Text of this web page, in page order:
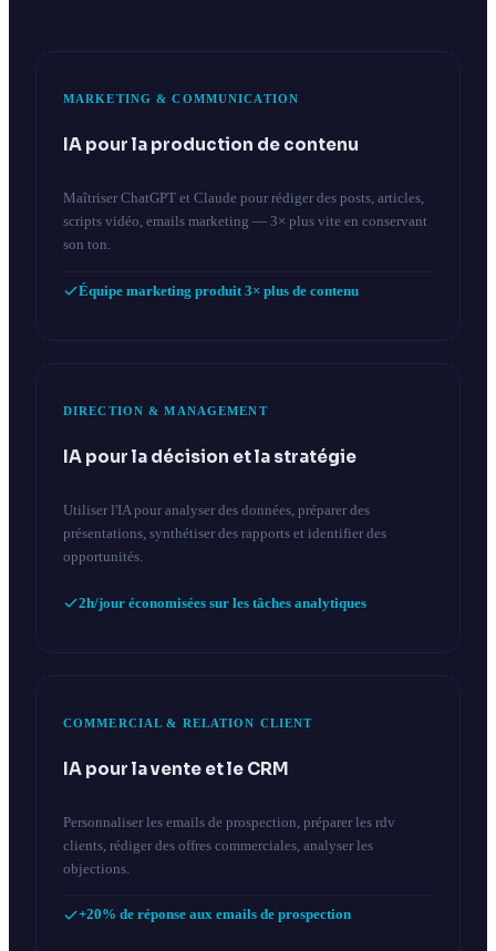
MARKETING & COMMUNICATION
IA pour la production de contenu
Maîtriser ChatGPT et Claude pour rédiger des posts, articles,
scripts vidéo, emails marketing — 3× plus vite en conservant
son ton.
Équipe marketing produit 3× plus de contenu
DIRECTION & MANAGEMENT
IA pour la décision et la stratégie
Utiliser l'IA pour analyser des données, préparer des
présentations, synthétiser des rapports et identifier des
opportunités.
2h/jour économisées sur les tâches analytiques
COMMERCIAL & RELATION CLIENT
IA pour la vente et le CRM
Personnaliser les emails de prospection, préparer les rdv
clients, rédiger des offres commerciales, analyser les
objections.
+20% de réponse aux emails de prospection